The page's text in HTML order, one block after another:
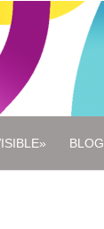
BLOG